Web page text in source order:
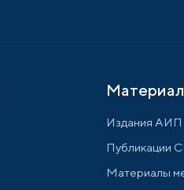
Издания АИП
Публикации
Материалы